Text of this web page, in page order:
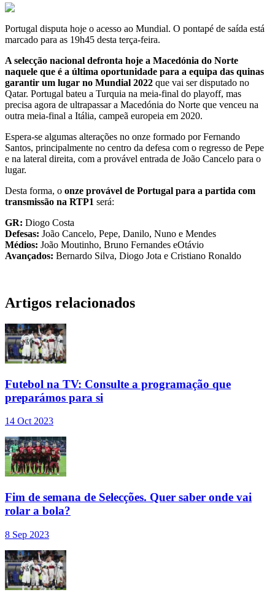
Portugal disputa hoje o acesso ao Mundial. O pontapé de saída está
marcado para as 19h45 desta terça-feira.
A selecção nacional defronta hoje a Macedónia do Norte
naquele que é a última oportunidade para a equipa das quinas
garantir um lugar no Mundial 2022 que vai ser disputado no
Qatar. Portugal bateu a Turquia na meia-final do playoff, mas
precisa agora de ultrapassar a Macedónia do Norte que venceu na
outra meia-final a Itália, campeã europeia em 2020.
Espera-se algumas alterações no onze formado por Fernando
Santos, principalmente no centro da defesa com o regresso de Pepe
e na lateral direita, com a provável entrada de João Cancelo para o
lugar.
Desta forma, o onze provável de Portugal para a partida com
transmissão na RTP1 será:
GR: Diogo Costa
Defesas: João Cancelo, Pepe, Danilo, Nuno e Mendes
Médios: João Moutinho, Bruno Fernandes eOtávio
Avançados: Bernardo Silva, Diogo Jota e Cristiano Ronaldo
Artigos relacionados
Futebol na TV: Consulte a programação que
preparámos para si
14 Oct 2023
Fim de semana de Selecções. Quer saber onde vai
rolar a bola?
8 Sep 2023